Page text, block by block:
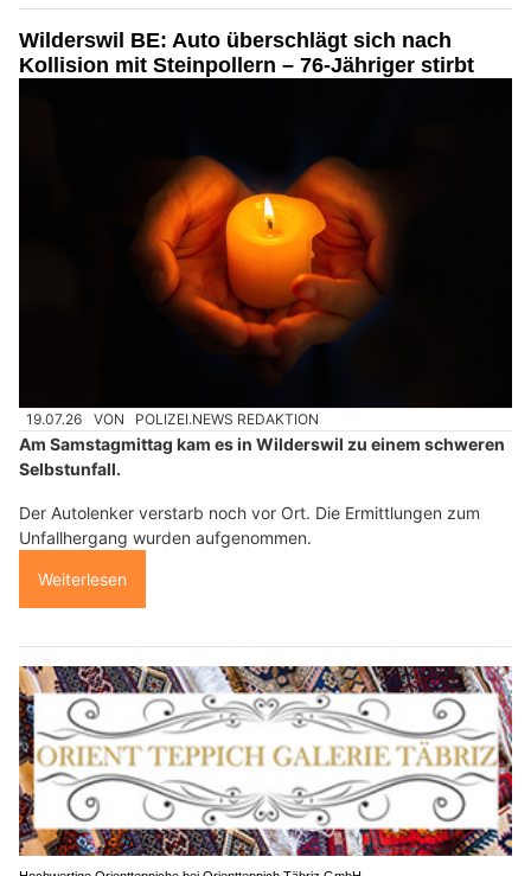
Wilderswil BE: Auto überschlägt sich nach
Kollision mit Steinpollern – 76-Jähriger stirbt
19.07.26 VON POLIZEI.NEWS REDAKTION
Am Samstagmittag kam es in Wilderswil zu einem schweren
Selbstunfall.
Der Autolenker verstarb noch vor Ort. Die Ermittlungen zum
Unfallhergang wurden aufgenommen.
Weiterlesen